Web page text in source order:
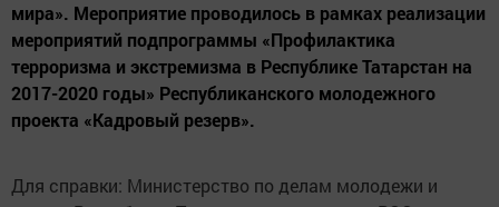
мира». Мероприятие проводилось в рамках реализации
мероприятий подпрограммы «Профилактика
терроризма и экстремизма в Республике Татарстан на
2017-2020 годы» Республиканского молодежного
проекта «Кадровый резерв».
Для справки: Министерство по делам молодежи и